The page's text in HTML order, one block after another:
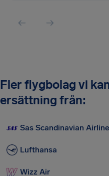
Fler flygbolag vi
ersättning från:
Sas Scandinavian
Lufthansa
Wizz Air